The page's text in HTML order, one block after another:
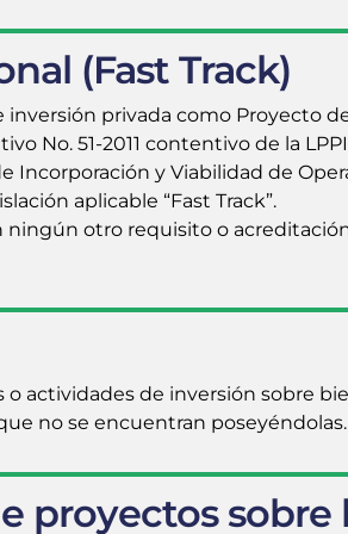
(Fast Track)
privada como Proyecto
No. 51-2011 contentivo de la
Incorporación y Viabilidad de
aplicable “Fast Track”.
ningún otro requisito o
actividades de inversión sobre
no se encuentran poseyéndolas.​
proyectos sobre